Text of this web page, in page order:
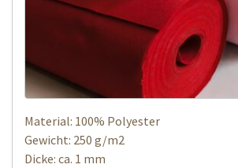
Material: 100% Polyester
Gewicht: 250 g/m2
Dicke: ca. 1 mm